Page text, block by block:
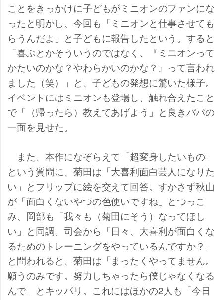
ことをきっかけに子どもがミニオンのファンにな
ったと明かし、今回も「ミニオンと仕事させても
らうんだよ」と子どもに報告したという。すると
「喜ぶとかそういうのではなく、『ミニオンって
かたいのかな？やわらかいのかな？』って言われ
ました（笑）」と、子どもの発想に驚いた様子。
イベントにはミニオンも登場し、触れ合えたこと
で「（帰ったら）教えてあげよう」と良きパパの
一面を見せた。
また、本作になぞらえて「超変身したいもの」
という質問に、菊田は「大喜利面白芸人になりた
い」とフリップに絵を交えて回答。すかさず秋山
が「面白くないやつの色使いですね」とつっこ
み、岡部も「我々も（菊田にそう）なってほし
い」と同調。司会から「日々、大喜利が面白くな
るためのトレーニングをやっているんですか？」
と問われると、菊田は「まったくやってません。
願うのみです。努力しちゃったら僕じゃなくなる
んで」とキッパリ。これにはほかの2人も「今日